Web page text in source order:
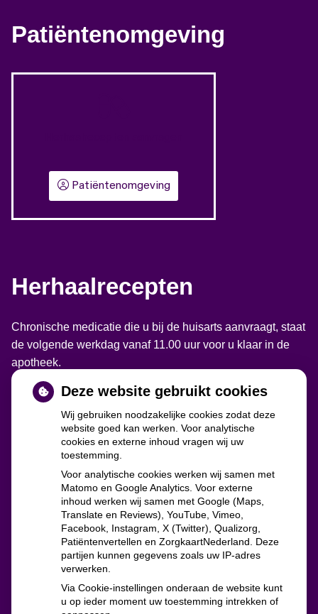
Patiëntenomgeving
Patiëntenomgeving
Herhaalrecepten
Chronische medicatie die u bij de huisarts aanvraagt, staat
de volgende werkdag vanaf 11.00 uur voor u klaar in de
apotheek.
zorgverzekeraars
Deze website gebruikt cookies
Wij gebruiken noodzakelijke cookies zodat deze
website goed kan werken. Voor analytische
cookies en externe inhoud vragen wij uw
toestemming.
Voor analytische cookies werken wij samen met
Matomo en Google Analytics. Voor externe
inhoud werken wij samen met Google (Maps,
Translate en Reviews), YouTube, Vimeo,
Facebook, Instagram, X (Twitter), Qualizorg,
Patiëntenvertellen en ZorgkaartNederland. Deze
partijen kunnen gegevens zoals uw IP-adres
verwerken.
Via Cookie-instellingen onderaan de website kunt
u op ieder moment uw toestemming intrekken of